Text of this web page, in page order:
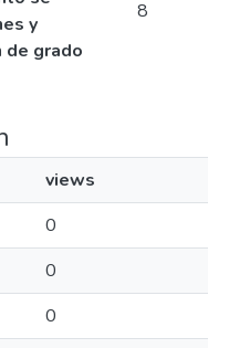
y
de grado
8
views
0
0
0